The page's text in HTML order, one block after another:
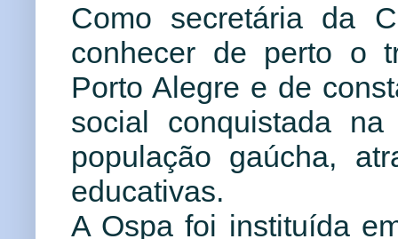
Como secretária da
conhecer de perto o
Porto Alegre e de
social conquistada
população gaúcha,
educativas.
A Ospa foi instituída